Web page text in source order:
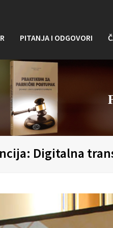
PITANJA I ODGOVORI
Digitalna